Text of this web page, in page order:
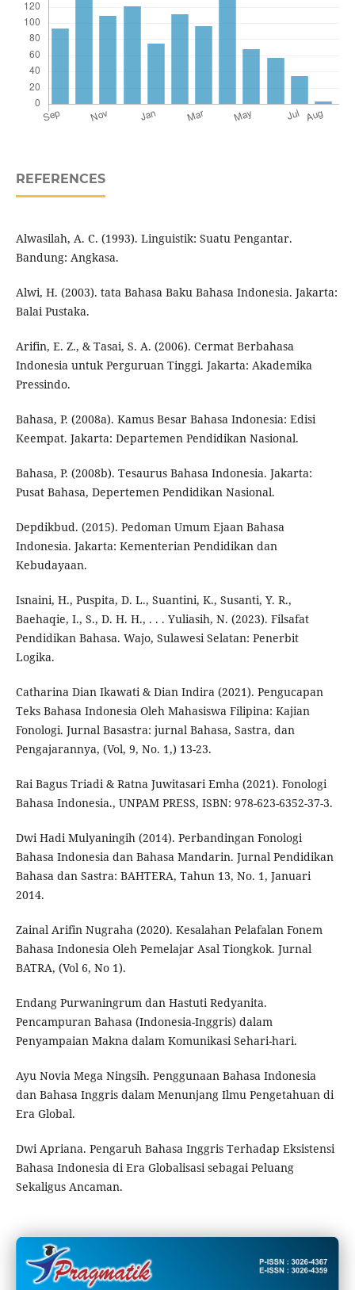
REFERENCES
Alwasilah, A. C. (1993). Linguistik: Suatu Pengantar.
Bandung: Angkasa.
Alwi, H. (2003). tata Bahasa Baku Bahasa Indonesia. Jakarta:
Balai Pustaka.
Arifin, E. Z., & Tasai, S. A. (2006). Cermat Berbahasa
Indonesia untuk Perguruan Tinggi. Jakarta: Akademika
Pressindo.
Bahasa, P. (2008a). Kamus Besar Bahasa Indonesia: Edisi
Keempat. Jakarta: Departemen Pendidikan Nasional.
Bahasa, P. (2008b). Tesaurus Bahasa Indonesia. Jakarta:
Pusat Bahasa, Depertemen Pendidikan Nasional.
Depdikbud. (2015). Pedoman Umum Ejaan Bahasa
Indonesia. Jakarta: Kementerian Pendidikan dan
Kebudayaan.
Isnaini, H., Puspita, D. L., Suantini, K., Susanti, Y. R.,
Baehaqie, I., S., D. H. H., . . . Yuliasih, N. (2023). Filsafat
Pendidikan Bahasa. Wajo, Sulawesi Selatan: Penerbit
Logika.
Catharina Dian Ikawati & Dian Indira (2021). Pengucapan
Teks Bahasa Indonesia Oleh Mahasiswa Filipina: Kajian
Fonologi. Jurnal Basastra: jurnal Bahasa, Sastra, dan
Pengajarannya, (Vol, 9, No. 1,) 13-23.
Rai Bagus Triadi & Ratna Juwitasari Emha (2021). Fonologi
Bahasa Indonesia., UNPAM PRESS, ISBN: 978-623-6352-37-3.
Dwi Hadi Mulyaningih (2014). Perbandingan Fonologi
Bahasa Indonesia dan Bahasa Mandarin. Jurnal Pendidikan
Bahasa dan Sastra: BAHTERA, Tahun 13, No. 1, Januari
2014.
Zainal Arifin Nugraha (2020). Kesalahan Pelafalan Fonem
Bahasa Indonesia Oleh Pemelajar Asal Tiongkok. Jurnal
BATRA, (Vol 6, No 1).
Endang Purwaningrum dan Hastuti Redyanita.
Pencampuran Bahasa (Indonesia-Inggris) dalam
Penyampaian Makna dalam Komunikasi Sehari-hari.
Ayu Novia Mega Ningsih. Penggunaan Bahasa Indonesia
dan Bahasa Inggris dalam Menunjang Ilmu Pengetahuan di
Era Global.
Dwi Apriana. Pengaruh Bahasa Inggris Terhadap Eksistensi
Bahasa Indonesia di Era Globalisasi sebagai Peluang
Sekaligus Ancaman.